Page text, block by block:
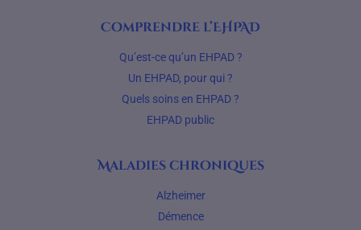
Comprendre l’EHPAD
Qu’est-ce qu’un EHPAD ?
Un EHPAD, pour qui ?
Quels soins en EHPAD ?
EHPAD public
Maladies chroniques
Alzheimer
Démence